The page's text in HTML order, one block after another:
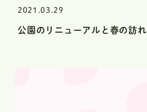
2021.03.29
公園のリニューアルと春の訪れ